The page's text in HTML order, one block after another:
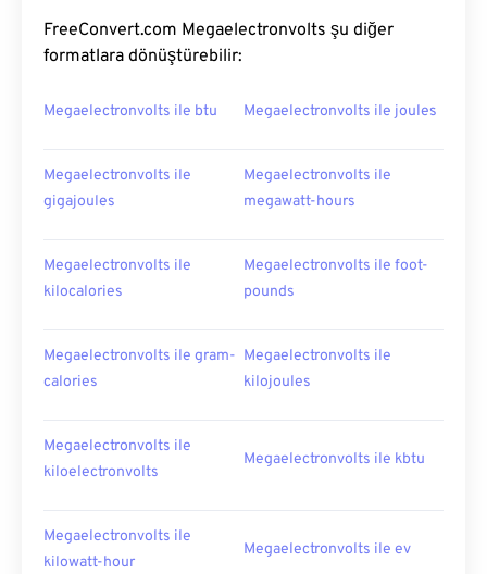
FreeConvert.com Megaelectronvolts şu diğer
formatlara dönüştürebilir:
Megaelectronvolts ile btu Megaelectronvolts ile joules
Megaelectronvolts ile
gigajoules
Megaelectronvolts ile
megawatt-hours
Megaelectronvolts ile
kilocalories
Megaelectronvolts ile foot-
pounds
Megaelectronvolts ile gram-
calories
Megaelectronvolts ile
kilojoules
Megaelectronvolts ile
kiloelectronvolts
Megaelectronvolts ile kbtu
Megaelectronvolts ile
kilowatt-hour
Megaelectronvolts ile ev